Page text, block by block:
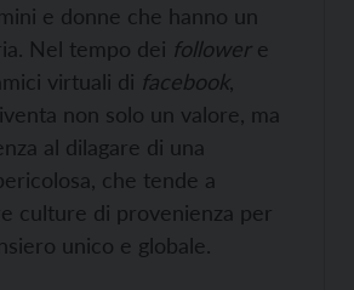
e donne che hanno un
Nel tempo dei followere
virtuali di facebook,
non solo un valore, ma
al dilagare di una
che tende a
culture di provenienza per
unico e globale.